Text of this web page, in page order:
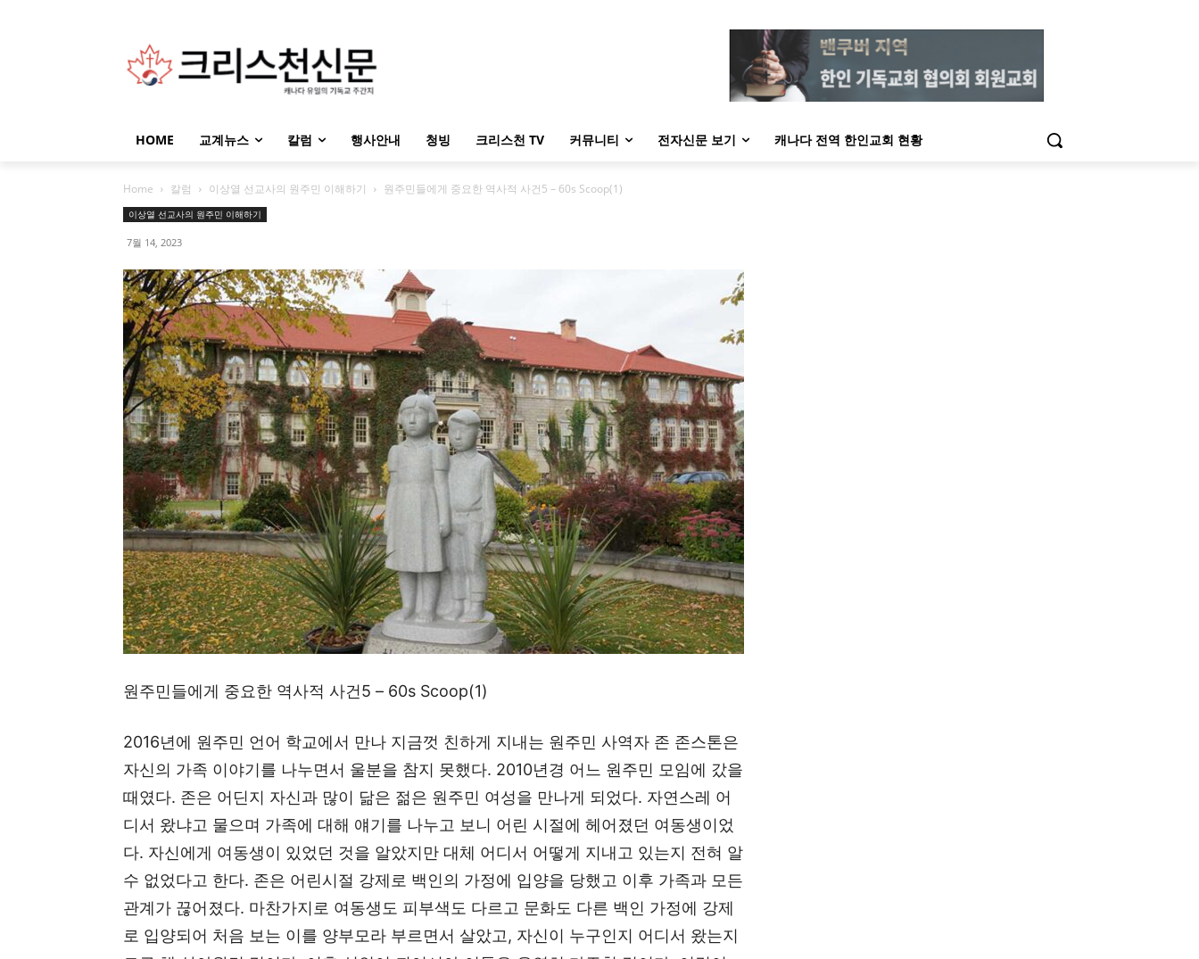
HOME 교계뉴스 칼럼 행사안내 청빙 크리스천 TV 커뮤니티 전자신문 보기 캐나다 전역 한인교회 현황
Home 칼럼 이상열 선교사의 원주민 이해하기 원주민들에게 중요한 역사적 사건5 – 60s Scoop(1)
이상열 선교사의 원주민 이해하기
7월 14, 2023
원주민들에게 중요한 역사적 사건5 – 60s Scoop(1)
2016년에 원주민 언어 학교에서 만나 지금껏 친하게 지내는 원주민 사역자 존 존스톤은
자신의 가족 이야기를 나누면서 울분을 참지 못했다. 2010년경 어느 원주민 모임에 갔을
때였다. 존은 어딘지 자신과 많이 닮은 젊은 원주민 여성을 만나게 되었다. 자연스레 어
디서 왔냐고 물으며 가족에 대해 얘기를 나누고 보니 어린 시절에 헤어졌던 여동생이었
다. 자신에게 여동생이 있었던 것을 알았지만 대체 어디서 어떻게 지내고 있는지 전혀 알
수 없었다고 한다. 존은 어린시절 강제로 백인의 가정에 입양을 당했고 이후 가족과 모든
관계가 끊어졌다. 마찬가지로 여동생도 피부색도 다르고 문화도 다른 백인 가정에 강제
로 입양되어 처음 보는 이를 양부모라 부르면서 살았고, 자신이 누구인지 어디서 왔는지